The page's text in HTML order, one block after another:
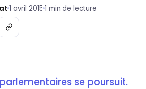
1 avril 2015 1 min de lecture
se poursuit.